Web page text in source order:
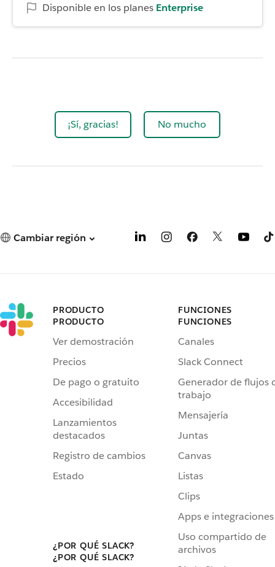
Disponible en los planes Enterprise
¡Sí, gracias! No mucho
Cambiar región
PRODUCTO
PRODUCTO
Ver demostración
Precios
De pago o gratuito
Accesibilidad
Lanzamientos
destacados
Registro de cambios
Estado
¿POR QUÉ SLACK?
¿POR QUÉ SLACK?
FUNCIONES
FUNCIONES
Canales
Slack Connect
Generador de flujos
trabajo
Mensajería
Juntas
Canvas
Listas
Clips
Apps e integraciones
Uso compartido de
archivos